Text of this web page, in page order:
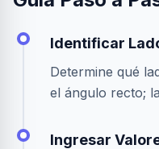
Identificar
Determine qué
el ángulo recto;
Ingresar